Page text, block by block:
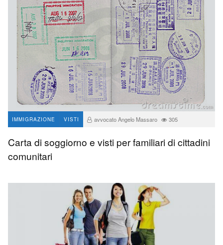
IMMIGRAZIONE VISTI avvocato Angelo Massaro 305
Carta di soggiorno e visti per familiari di cittadini
comunitari